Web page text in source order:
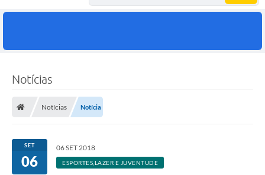
Notícias
Notícias Notícia
SET
06
06 SET 2018
ESPORTES,LAZER E JUVENTUDE